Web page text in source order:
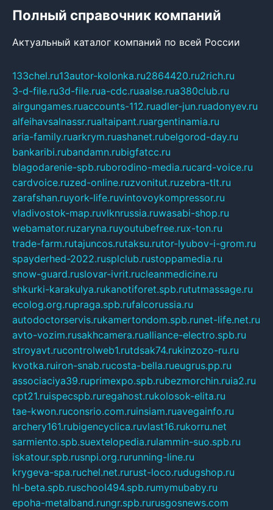
Полный справочник компаний
Актуальный каталог компаний по всей России
133chel.ru13autor-kolonka.ru2864420.ru2rich.ru
3-d-file.ru3d-file.rua-cdc.ruaalse.rua380club.ru
airgungames.ruaccounts-112.ruadler-jun.ruadonyev.ru
alfeihavsalnassr.rualtaipant.ruargentinamia.ru
aria-family.ruarkrym.ruashanet.rubelgorod-day.ru
bankaribi.rubandamn.rubigfatcc.ru
blagodarenie-spb.ruborodino-media.rucard-voice.ru
cardvoice.ruzed-online.ruzvonitut.ruzebra-tlt.ru
zarafshan.ruyork-life.ruvintovoykompressor.ru
vladivostok-map.ruvlknrussia.ruwasabi-shop.ru
webamator.ruzaryna.ruyoutubefree.rux-ton.ru
trade-farm.rutajuncos.rutaksu.rutor-lyubov-i-grom.ru
spayderhed-2022.rusplclub.rustoppamedia.ru
snow-guard.ruslovar-ivrit.rucleanmedicine.ru
shkurki-karakulya.rukanotiforet.spb.rututmassage.ru
ecolog.org.rupraga.spb.rufalcorussia.ru
autodoctorservis.rukamertondom.spb.runet-life.net.ru
avto-vozim.rusakhcamera.rualliance-electro.spb.ru
stroyavt.rucontrolweb1.rutdsak74.rukinzozo-ru.ru
kvotka.ruiron-snab.rucosta-bella.rueugrus.pp.ru
associaciya39.ruprimexpo.spb.rubezmorchin.ruia2.ru
cpt21.ruispecspb.ruregahost.rukolosok-elita.ru
tae-kwon.ruconsrio.com.ruinsiam.ruavegainfo.ru
archery161.rubigencyclica.ruvlast16.rukorru.net
sarmiento.spb.suextelopedia.rulammin-suo.spb.ru
iskatour.spb.rusnpi.org.rurunning-line.ru
krygeva-spa.ruchel.net.rurust-loco.rudugshop.ru
hl-beta.spb.ruschool494.spb.rumymubaby.ru
epoha-metalband.rungr.spb.rurusgosnews.com